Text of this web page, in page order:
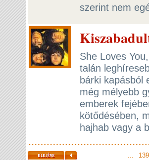
szerint nem
She Loves
talán
bárki kapásból
még mélyebb
emberek
kötődésében,
hajhab vagy a
... 139